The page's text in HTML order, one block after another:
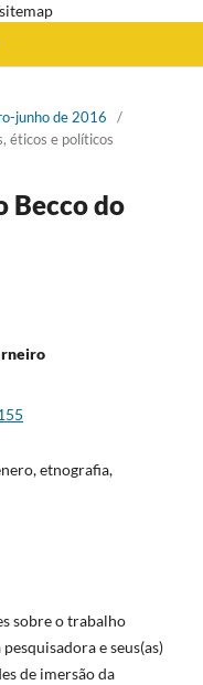
junho de 2016
/
éticos e políticos
Becco do
etnografia,
sobre o trabalho
e seus(as)
de imersão da